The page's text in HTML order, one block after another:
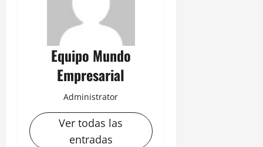
Equipo Mundo
Empresarial
Administrator
Ver todas las
entradas